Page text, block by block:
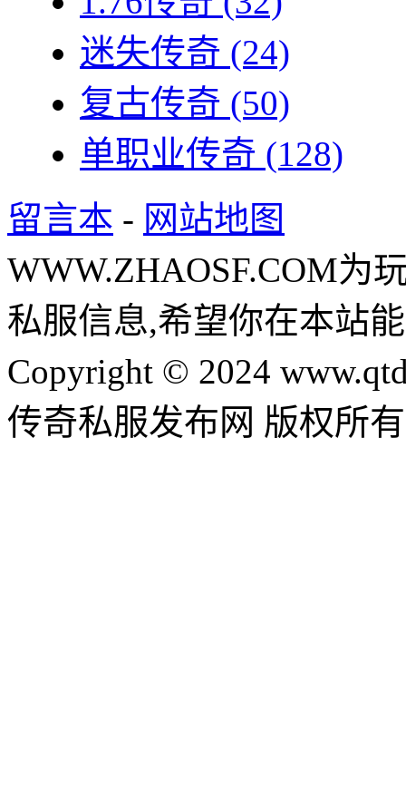
迷失传奇 (24)
复古传奇 (50)
单职业传奇 (128)
留言本 - 网站地图
WWW.ZHAOSF.COM为
私服信息,希望你在本站
Copyright © 2024
传奇私服发布网 版权所有